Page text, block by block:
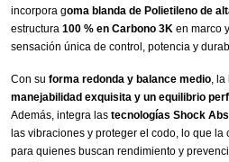
incorpora goma blanda de Polietileno de
estructura 100 % en Carbono 3K en marco
sensación única de control, potencia y
Con su forma redonda y balance medio, la
manejabilidad exquisita y un equilibrio
Además, integra las tecnologías Shock
las vibraciones y proteger el codo, lo que la
para quienes buscan rendimiento y